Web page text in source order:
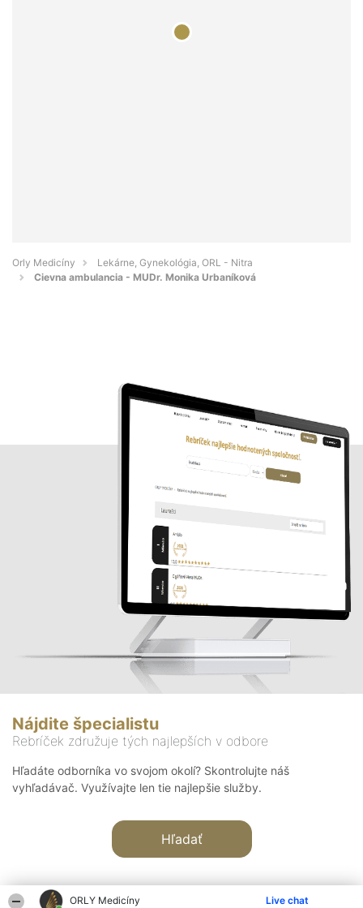
ORLY Medicíny Live chat
Orly Medicíny
Lekárne, Gynekológia, ORL - Nitra
Cievna ambulancia - MUDr. Monika Urbaníková
Nájdite špecialistu
Rebríček združuje tých najlepších v odbore
Hľadáte odborníka vo svojom okolí? Skontrolujte náš
vyhľadávač. Využívajte len tie najlepšie služby.
Hľadať